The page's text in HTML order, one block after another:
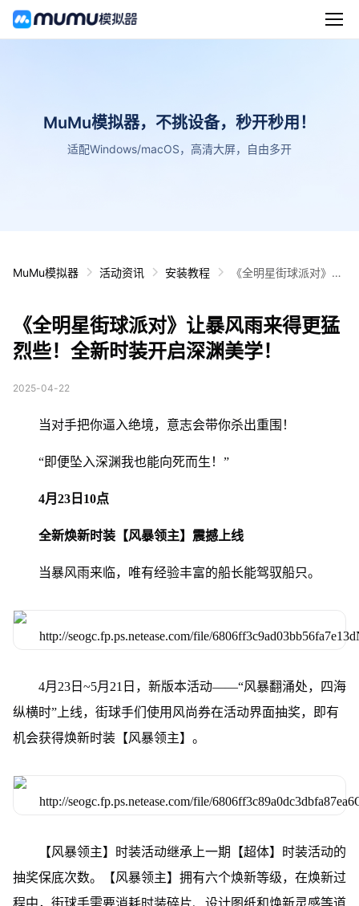
MuMu模拟器，不挑设备，秒开秒用！
适配Windows/macOS，高清大屏，自由多开
MuMu模拟器 活动资讯 安装教程
《全明星街球派对》让
学！
《全明星街球派对》让暴风雨来得更猛
烈些！全新时装开启深渊美学！
2025-04-22
当对手把你逼入绝境，意志会带你杀出重围！
“即便坠入深渊我也能向死而生！”
4月23日10点
全新焕新时装【风暴领主】震撼上线
当暴风雨来临，唯有经验丰富的船长能驾驭船只。
4月23日~5月21日，新版本活动——“风暴翻涌处，四海
纵横时”上线，街球手们使用风尚券在活动界面抽奖，即有
机会获得焕新时装【风暴领主】。
【风暴领主】时装活动继承上一期【超体】时装活动的
抽奖保底次数。【风暴领主】拥有六个焕新等级，在焕新过
程中，街球手需要消耗时装碎片、设计图纸和焕新灵感等道